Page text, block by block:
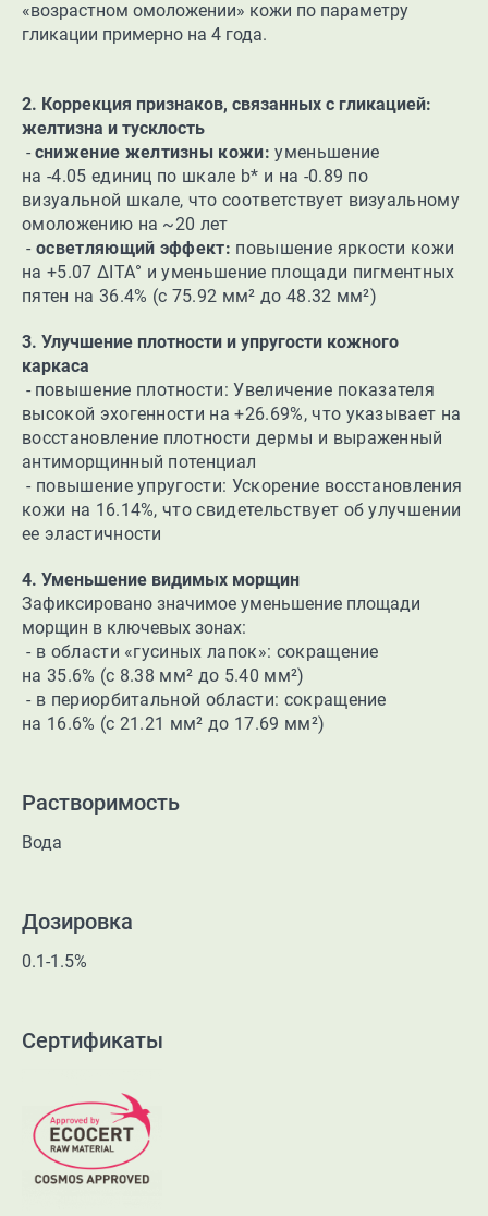
«возрастном омоложении» кожи по параметру
гликации примерно на 4 года.
2. Коррекция признаков, связанных с гликацией:
желтизна и тусклость
- снижение желтизны кожи: уменьшение
на -4.05 единиц по шкале b* и на -0.89 по
визуальной шкале, что соответствует визуальному
омоложению на ~20 лет
- осветляющий эффект: повышение яркости кожи
на +5.07 ∆ITA° и уменьшение площади пигментных
пятен на 36.4% (с 75.92 мм² до 48.32 мм²)
3. Улучшение плотности и упругости кожного
каркаса
- повышение плотности: Увеличение показателя
высокой эхогенности на +26.69%, что указывает на
восстановление плотности дермы и выраженный
антиморщинный потенциал
- повышение упругости: Ускорение восстановления
кожи на 16.14%, что свидетельствует об улучшении
ее эластичности
4. Уменьшение видимых морщин
Зафиксировано значимое уменьшение площади
морщин в ключевых зонах:
- в области «гусиных лапок»: сокращение
на 35.6% (с 8.38 мм² до 5.40 мм²)
- в периорбитальной области: сокращение
на 16.6% (с 21.21 мм² до 17.69 мм²)
Растворимость
Вода
Дозировка
0.1-1.5%
Сертификаты